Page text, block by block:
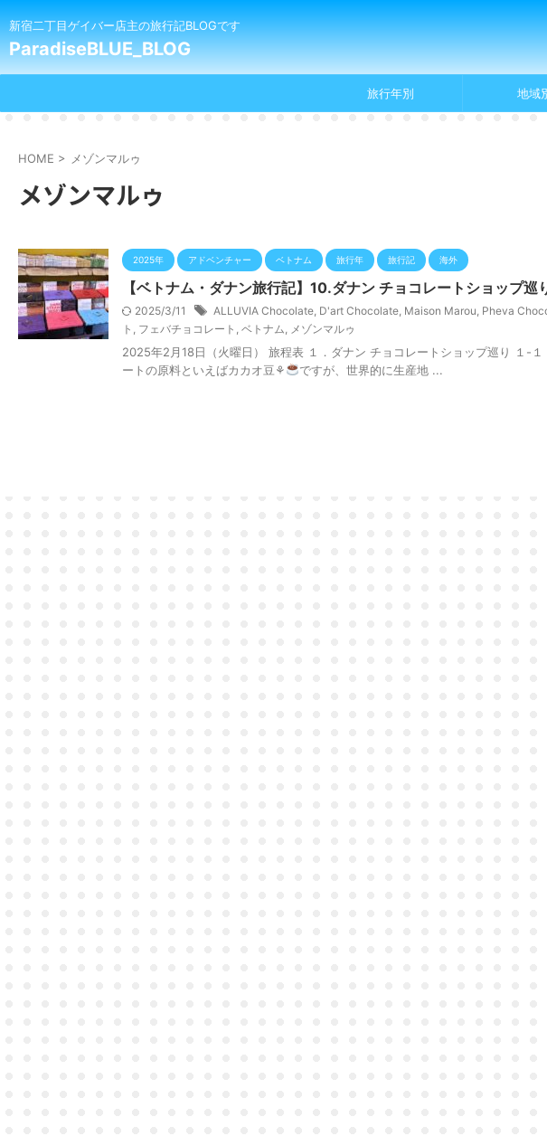
新宿二丁目ゲイバー店主の旅行記BLOGです
ParadiseBLUE_BLOG
旅行年別 地域
HOME > メゾンマルゥ
メゾンマルゥ
2025年 アドベンチャー ベトナム 旅行年 旅行記 海外
【ベトナム・ダナン旅行記】10.ダナン チョコレートショップ巡
2025/3/11 ALLUVIA Chocolate, D'art Chocolate, Maison Marou, Pheva
ト , フェバチョコレート , ベトナム, メゾンマルゥ
2025年2月18日（火曜日） 旅程表 １．ダナン チョコレートショップ巡り １-
ートの原料といえばカカオ豆⚘
ですが、世界的に生産地 ...